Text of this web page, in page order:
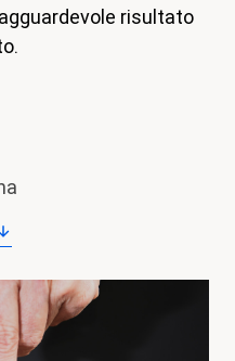
diritti.
risultato